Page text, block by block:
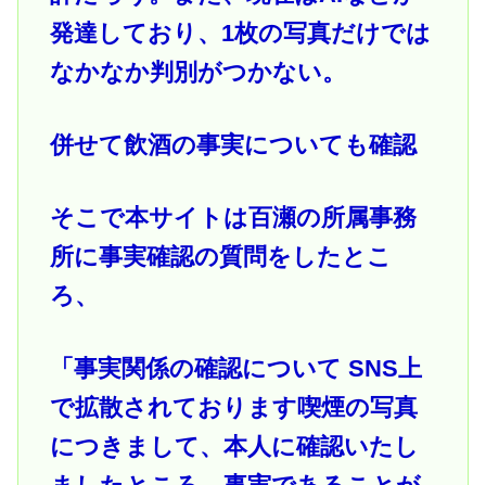
発達しており、1枚の写真だけでは
なかなか判別がつかない。
併せて飲酒の事実についても確認
そこで本サイトは百瀬の所属事務
所に事実確認の質問をしたとこ
ろ、
「事実関係の確認について SNS上
で拡散されております喫煙の写真
につきまして、本人に確認いたし